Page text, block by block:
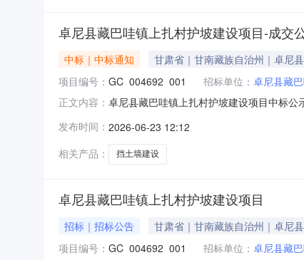
卓尼县藏巴哇镇上扎村护坡建设项目-成交
中标｜中标通知 甘肃省｜甘南藏族自治州｜卓尼县
项目编号： GC_004692_001 招标单位： 卓尼县藏
正文内容： 卓尼县藏巴哇镇上扎村护坡建设项目中标
限额以下自主交易平台中进行招标，自
发布时间： 2026-06-23 12:12
相关产品：
挡土墙建设
卓尼县藏巴哇镇上扎村护坡建设项目
招标｜招标公告 甘肃省｜甘南藏族自治州｜卓尼县
项目编号： GC_004692_001 招标单位： 卓尼县藏